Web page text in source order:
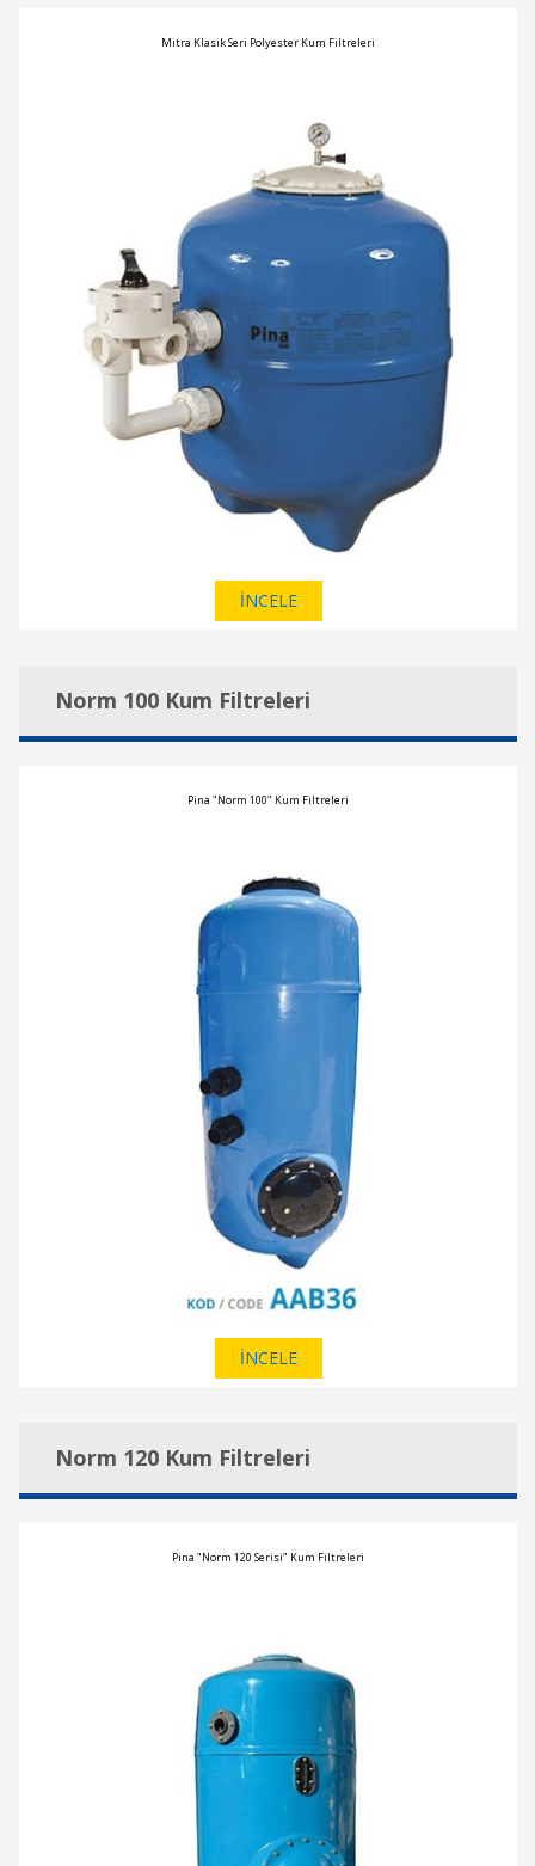
Mitra Klasik Seri Polyester Kum Filtreleri
İNCELE
Norm 100 Kum Filtreleri
Pina "Norm 100" Kum Filtreleri
İNCELE
Norm 120 Kum Filtreleri
Pina "Norm 120 Serisi" Kum Filtreleri